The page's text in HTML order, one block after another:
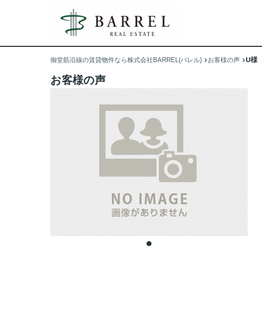
御堂筋沿線の賃貸物件なら株式会社BARREL(バレル) お客様の声 U様
お客様の声